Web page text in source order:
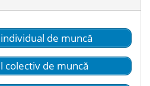
de muncă
colectiv de muncă